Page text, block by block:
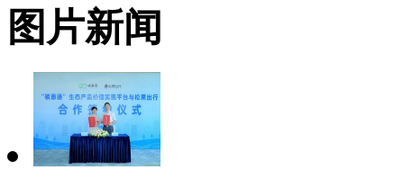
图片新闻